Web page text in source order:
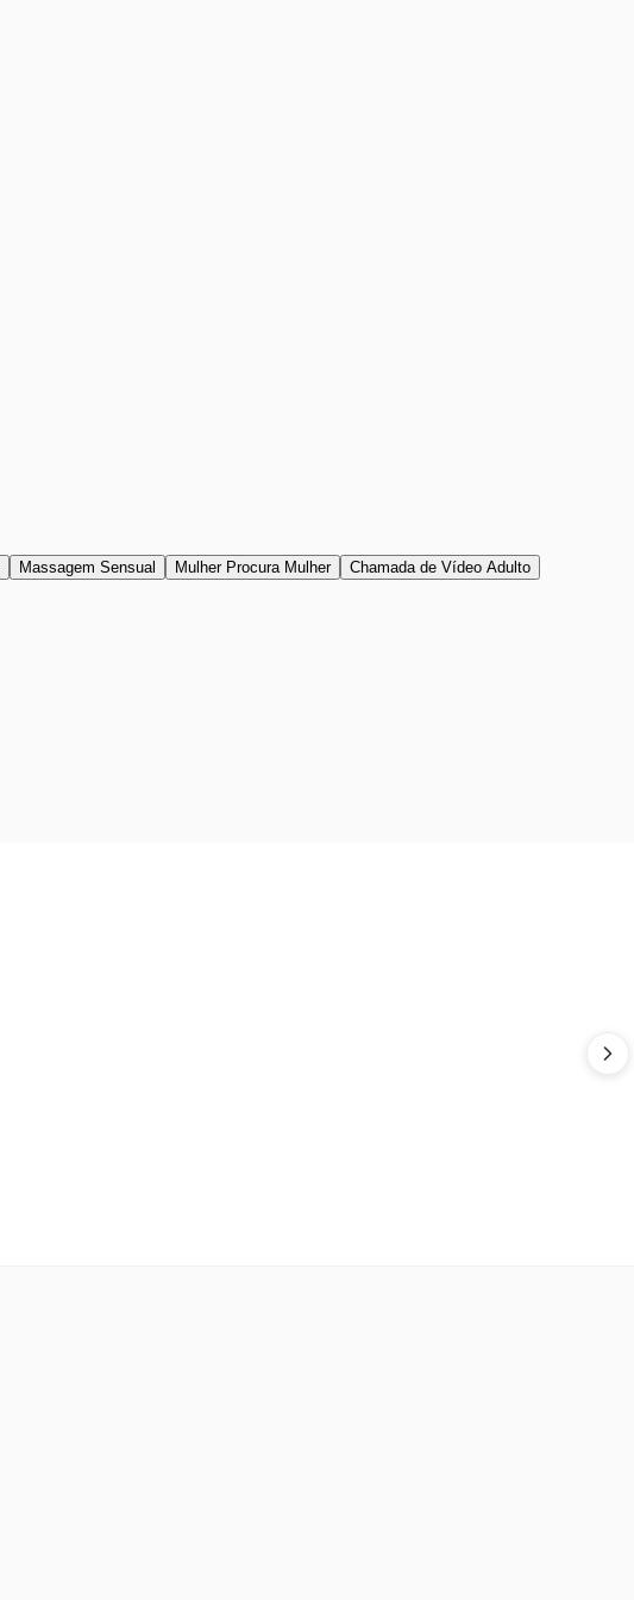
Massagem Sensual Mulher Procura Mulher Chamada de Vídeo Adulto